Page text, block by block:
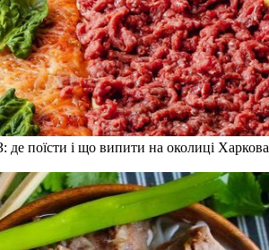
де поїсти і що випити на околиці Харкова